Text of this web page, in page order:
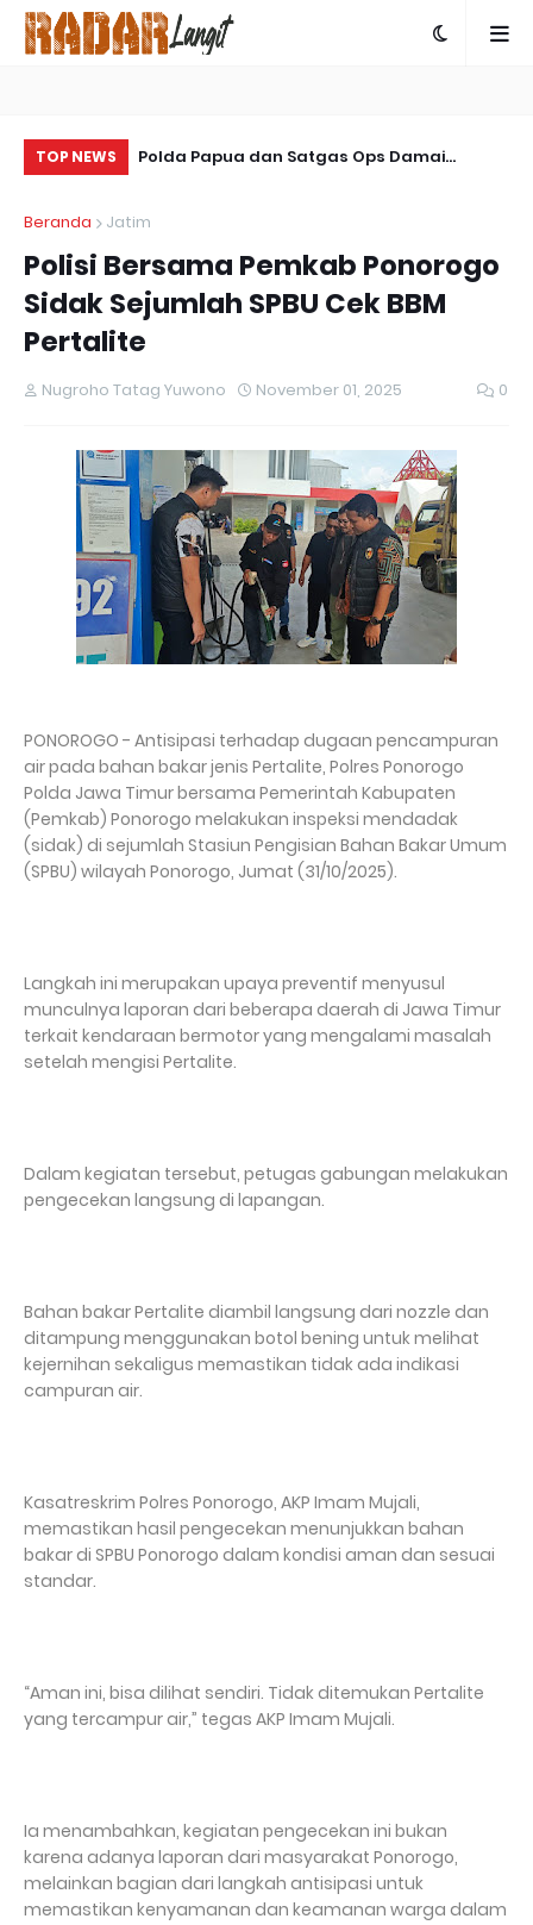
TOP NEWS
Bencana Polda Papua dan Satgas Ops Damai
Penembakan Warga Sipil di Yalimo
Beranda
Jatim
Polisi Bersama Pemkab Ponorogo
Sidak Sejumlah SPBU Cek BBM
Pertalite
Nugroho Tatag Yuwono November 01, 2025 0
PONOROGO - Antisipasi terhadap dugaan pencampuran
air pada bahan bakar jenis Pertalite, Polres Ponorogo
Polda Jawa Timur bersama Pemerintah Kabupaten
(Pemkab) Ponorogo melakukan inspeksi mendadak
(sidak) di sejumlah Stasiun Pengisian Bahan Bakar Umum
(SPBU) wilayah Ponorogo, Jumat (31/10/2025).
Langkah ini merupakan upaya preventif menyusul
munculnya laporan dari beberapa daerah di Jawa Timur
terkait kendaraan bermotor yang mengalami masalah
setelah mengisi Pertalite.
Dalam kegiatan tersebut, petugas gabungan melakukan
pengecekan langsung di lapangan.
Bahan bakar Pertalite diambil langsung dari nozzle dan
ditampung menggunakan botol bening untuk melihat
kejernihan sekaligus memastikan tidak ada indikasi
campuran air.
Kasatreskrim Polres Ponorogo, AKP Imam Mujali,
memastikan hasil pengecekan menunjukkan bahan
bakar di SPBU Ponorogo dalam kondisi aman dan sesuai
standar.
“Aman ini, bisa dilihat sendiri. Tidak ditemukan Pertalite
yang tercampur air,” tegas AKP Imam Mujali.
Ia menambahkan, kegiatan pengecekan ini bukan
karena adanya laporan dari masyarakat Ponorogo,
melainkan bagian dari langkah antisipasi untuk
memastikan kenyamanan dan keamanan warga dalam